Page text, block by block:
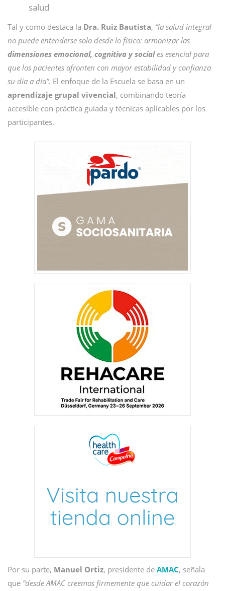
salud
Tal y como destaca la Dra. Ruiz Bautista, “la salud integral
no puede entenderse solo desde lo físico: armonizar las
dimensiones emocional, cognitiva y sociales esencial para
que los pacientes afronten con mayor estabilidad y confianza
su día a día”. El enfoque de la Escuela se basa en un
aprendizaje grupal vivencial, combinando teoría
accesible con práctica guiada y técnicas aplicables por los
participantes.
Por su parte, Manuel Ortiz, presidente de AMAC, señala
que “desde AMAC creemos firmemente que cuidar el corazón